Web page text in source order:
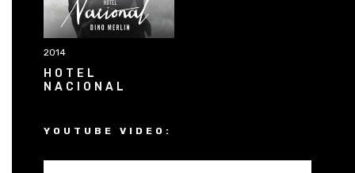
2014
HOTEL
NACIONAL
YOUTUBE VIDEO: